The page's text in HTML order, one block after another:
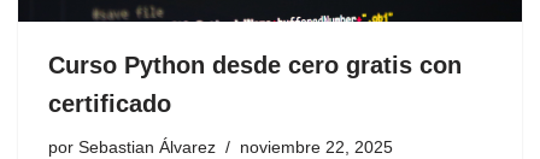
Curso Python desde cero gratis con
certificado
por Sebastian Álvarez noviembre 22, 2025